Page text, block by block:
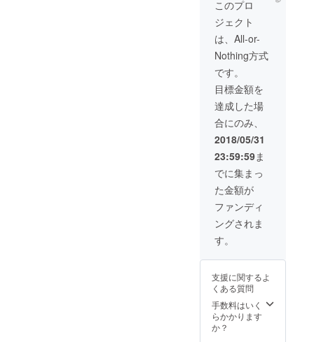
す。
（地
域：小
松市
交通
発生す
る場合
は個人
負担で
お願い
致しま
す）
このプロ
ジェクト
は、All-or-
Nothing方式
です。
目標金額を
達成した場
合にのみ、
2018/05/31
23:59:59ま
でに集まっ
た金額が
ファンディ
ングされま
す。
支援に関するよ
くある質問
手数料はいく
らかかります
か？